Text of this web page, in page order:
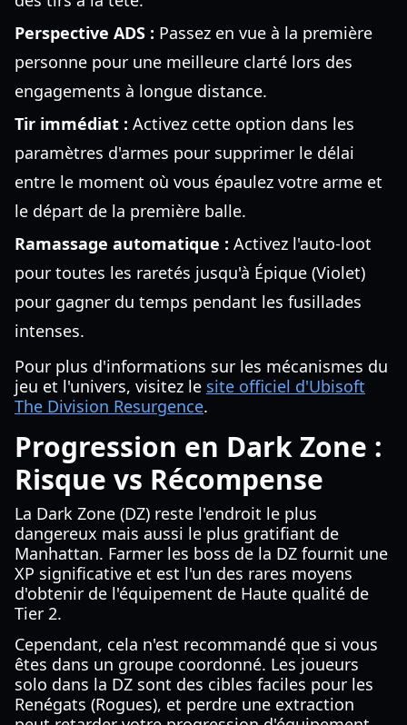
Perspective ADS : Passez en vue à la première
personne pour une meilleure clarté lors des
engagements à longue distance.
Tir immédiat : Activez cette option dans les
paramètres d'armes pour supprimer le délai
entre le moment où vous épaulez votre arme et
le départ de la première balle.
Ramassage automatique : Activez l'auto-loot
pour toutes les raretés jusqu'à Épique (Violet)
pour gagner du temps pendant les fusillades
intenses.
Pour plus d'informations sur les mécanismes du
jeu et l'univers, visitez le site officiel d'Ubisoft
The Division Resurgence.
Progression en Dark Zone :
Risque vs Récompense
La Dark Zone (DZ) reste l'endroit le plus
dangereux mais aussi le plus gratifiant de
Manhattan. Farmer les boss de la DZ fournit une
XP significative et est l'un des rares moyens
d'obtenir de l'équipement de Haute qualité de
Tier 2.
Cependant, cela n'est recommandé que si vous
êtes dans un groupe coordonné. Les joueurs
solo dans la DZ sont des cibles faciles pour les
Renégats (Rogues), et perdre une extraction